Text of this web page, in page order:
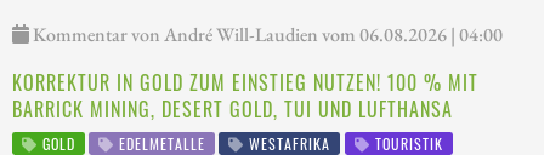
Kommentar von André Will-Laudien vom 06.08.2026 | 04:00
KORREKTUR IN GOLD ZUM EINSTIEG NUTZEN! 100 % MIT
BARRICK MINING, DESERT GOLD, TUI UND LUFTHANSA
GOLD EDELMETALLE WESTAFRIKA
TOURISTIK